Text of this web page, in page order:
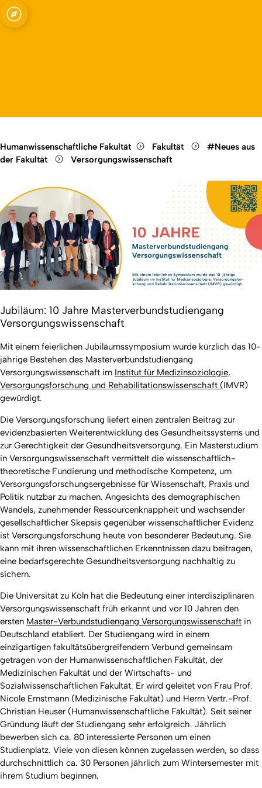
Open quicklink menu
Humanwissenschaftliche Fakultät Fakultät
#Neues aus
der Fakultät
Versorgungswissenschaft
Jubiläum: 10 Jahre Masterverbundstudiengang
Versorgungswissenschaft
Mit einem feierlichen Jubiläumssymposium wurde kürzlich das 10-
jährige Bestehen des Masterverbundstudiengang
Versorgungswissenschaft im Institut für Medizinsoziologie,
Versorgungsforschung und Rehabilitationswissenschaft (IMVR)
gewürdigt.
Die Versorgungsforschung liefert einen zentralen Beitrag zur
evidenzbasierten Weiterentwicklung des Gesundheitssystems und
zur Gerechtigkeit der Gesundheitsversorgung. Ein Masterstudium
in Versorgungswissenschaft vermittelt die wissenschaftlich-
theoretische Fundierung und methodische Kompetenz, um
Versorgungsforschungsergebnisse für Wissenschaft, Praxis und
Politik nutzbar zu machen. Angesichts des demographischen
Wandels, zunehmender Ressourcenknappheit und wachsender
gesellschaftlicher Skepsis gegenüber wissenschaftlicher Evidenz
ist Versorgungsforschung heute von besonderer Bedeutung. Sie
kann mit ihren wissenschaftlichen Erkenntnissen dazu beitragen,
eine bedarfsgerechte Gesundheitsversorgung nachhaltig zu
sichern.
Die Universität zu Köln hat die Bedeutung einer interdisziplinären
Versorgungswissenschaft früh erkannt und vor 10 Jahren den
ersten Master-Verbundstudiengang Versorgungswissenschaft in
Deutschland etabliert. Der Studiengang wird in einem
einzigartigen fakultätsübergreifendem Verbund gemeinsam
getragen von der Humanwissenschaftlichen Fakultät, der
Medizinischen Fakultät und der Wirtschafts- und
Sozialwissenschaftlichen Fakultät. Er wird geleitet von Frau Prof.
Nicole Ernstmann (Medizinische Fakultät) und Herrn Vertr.-Prof.
Christian Heuser (Humanwissenschaftliche Fakultät). Seit seiner
Gründung läuft der Studiengang sehr erfolgreich. Jährlich
bewerben sich ca. 80 interessierte Personen um einen
Studienplatz. Viele von diesen können zugelassen werden, so dass
durchschnittlich ca. 30 Personen jährlich zum Wintersemester mit
ihrem Studium beginnen.